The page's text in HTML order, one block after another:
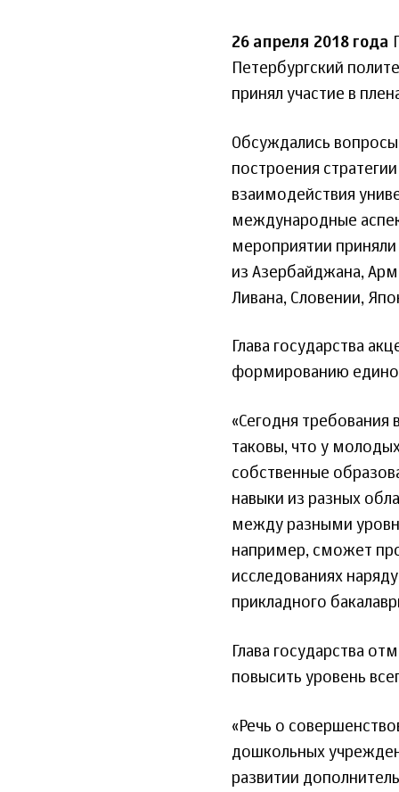
26 апреля 2018 года
Петербургский
принял участие в
Обсуждались вопросы
построения
взаимодействия
международные
мероприятии
из Азербайджана,
Ливана, Словении,
Глава государства
формированию
«Сегодня требования
таковы, что у
собственные
навыки из разных
между разными
например, сможет
исследованиях
прикладного
Глава государства
повысить уровень
«Речь о
дошкольных
развитии